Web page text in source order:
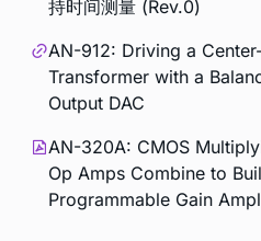
持时间测量 (Rev.0)
AN-912: Driving a
Transformer with a
Output DAC
AN-320A: CMOS
Op Amps Combine to
Programmable Gain